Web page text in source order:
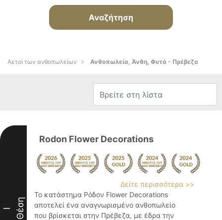
Αναζήτηση
Αετοί των ανθοπωλείων Ανθοπωλεία, Άνθη, Φυτά - Πρέβεζα
I Θέση
Rodon Flower Decorations
Δείτε περισσότερα >>
Το κατάστημα Ρόδον Flower Decorations
αποτελεί ένα αναγνωρισμένο ανθοπωλείο
που βρίσκεται στην Πρέβεζα, με έδρα την